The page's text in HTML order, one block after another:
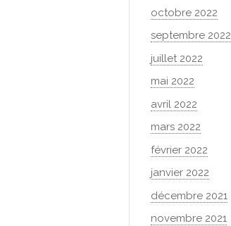
octobre 2022
septembre 2022
juillet 2022
mai 2022
avril 2022
mars 2022
février 2022
janvier 2022
décembre 2021
novembre 2021